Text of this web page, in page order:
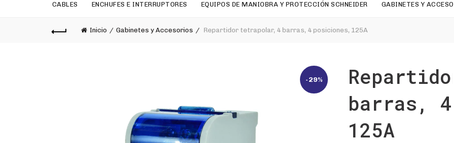
CABLES ENCHUFES E INTERRUPTORES EQUIPOS DE MANIOBRA Y PROTECCIÓN SCHNEIDER GABINETES Y
Inicio Gabinetes y Accesorios Repartidor tetrapolar, 4 barras, 4 posiciones, 125A
-29%
barras,
125A